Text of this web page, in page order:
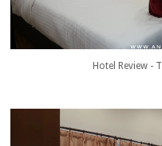
Hotel Review -